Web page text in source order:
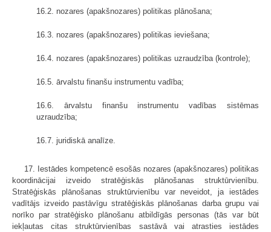
16.2. nozares (apakšnozares) politikas plānošana;
16.3. nozares (apakšnozares) politikas ieviešana;
16.4. nozares (apakšnozares) politikas uzraudzība (kontrole);
16.5. ārvalstu finanšu instrumentu vadība;
16.6. ārvalstu finanšu instrumentu vadības sistēmas
uzraudzība;
16.7. juridiskā analīze.
17. Iestādes kompetencē esošās nozares (apakšnozares) politikas
koordinācijai izveido stratēģiskās plānošanas struktūrvienību.
Stratēģiskās plānošanas struktūrvienību var neveidot, ja iestādes
vadītājs izveido pastāvīgu stratēģiskās plānošanas darba grupu vai
norīko par stratēģisko plānošanu atbildīgās personas (tās var būt
iekļautas citas struktūrvienības sastāvā vai atrasties iestādes